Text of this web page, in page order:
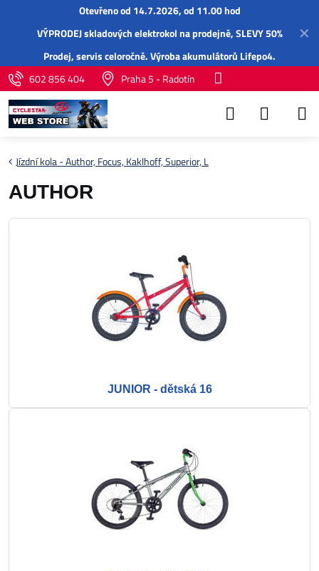
✕
Otevřeno od 14.7.2026, od 11.00 hod
VÝPRODEJ skladových elektrokol na prodejně, SLEVY 50%
Prodej,servisceloročně.Výroba akumulátorů Lifepo4.
602 856 404
Praha 5 - Radotín
Jízdní kola - Author, Focus, Kaklhoff, Superior, L
AUTHOR
JUNIOR - dětská 16